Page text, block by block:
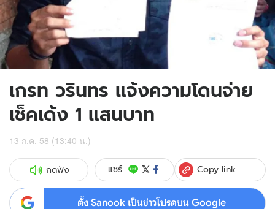
เกรท วรินทร แจ้งความโดนจ่าย
เช็คเด้ง 1 แสนบาท
13 ก.ค. 58 (13:40 น.)
กดฟัง แชร์ Copy link
ตั้ง Sanook เป็นข่าวโปรดบน Google